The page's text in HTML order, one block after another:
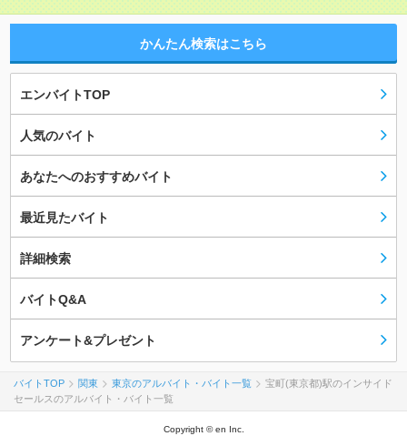
かんたん検索はこちら
エンバイトTOP
人気のバイト
あなたへのおすすめバイト
最近見たバイト
詳細検索
バイトQ&A
アンケート&プレゼント
バイトTOP 関東 東京のアルバイト・バイト一覧
宝町(東京都)駅のインサイド
セールスのアルバイト・バイト一覧
Copyright © en Inc.